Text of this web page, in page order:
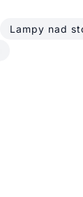
Lampy nad